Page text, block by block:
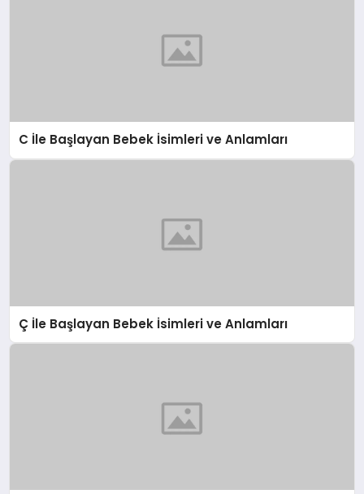
C İle Başlayan Bebek İsimleri ve Anlamları
Ç İle Başlayan Bebek İsimleri ve Anlamları